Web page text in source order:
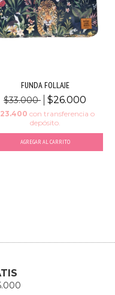
FUNDA FOLLAJE
$33.000
$26.000
con transferencia o
depósito.
AGREGAR AL CARRITO